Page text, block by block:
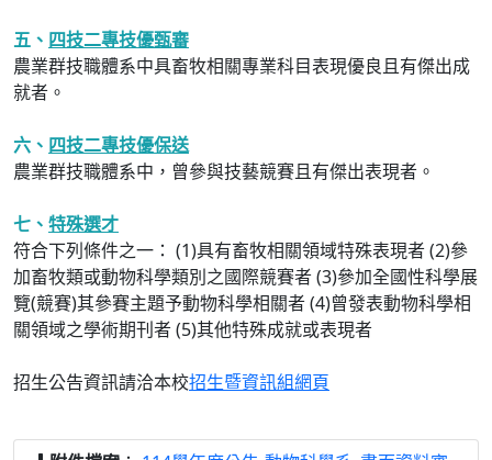
五、 四技二專技優甄審
農業群技職體系中具畜牧相關專業科目表現優良且有傑出成
就者。
六、 四技二專技優保送
農業群技職體系中，曾參與技藝競賽且有傑出表現者。
七、 特殊選才
符合下列條件之一： (1)具有畜牧相關領域特殊表現者 (2)參
加畜牧類或動物科學類別之國際競賽者 (3)參加全國性科學展
覽(競賽)其參賽主題予動物科學相關者 (4)曾發表動物科學相
關領域之學術期刊者 (5)其他特殊成就或表現者
招生公告資訊請洽本校招生暨資訊組網頁